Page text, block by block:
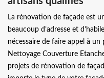
La rénovation de façade est
beaucoup d’adresse et
nécessaire de faire appel à
Nettoyage Couverture
projets de rénovation de